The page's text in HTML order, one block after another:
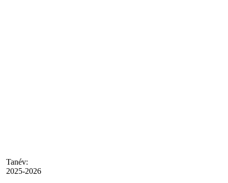
Tanév:
2025-2026